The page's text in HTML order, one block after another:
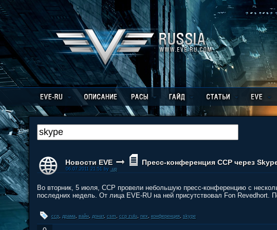
Новости EVE Пресс-конференция CCP через
06.07.2011 21:51 by .up
Во вторник, 5 июля, CCP провели небольшую пресс-конференцию с
последних недель. От лица EVE-RU на ней присутствовал Fon Revedhort.
ccp, драма вайн донат, csm ccp zulu nex конференция skype